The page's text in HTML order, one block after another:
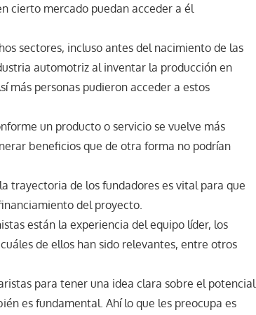
cierto mercado puedan acceder a él
sectores, incluso antes del nacimiento de las
automotriz al inventar la producción en
más personas pudieron acceder a estos
un producto o servicio se vuelve más
beneficios que de otra forma no podrían
trayectoria de los fundadores es vital para que
del proyecto.
están la experiencia del equipo líder, los
de ellos han sido relevantes, entre otros
para tener una idea clara sobre el potencial
es fundamental. Ahí lo que les preocupa es